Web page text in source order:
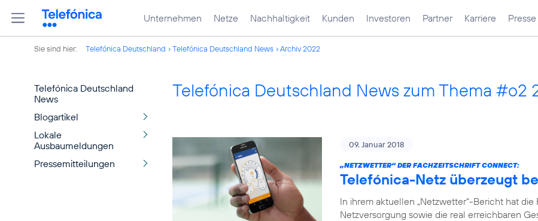
Unternehmen Netze Nachhaltigkeit Kunden Investoren Partner Karriere Presse
Sie sind hier: Telefónica Deutschland Telefónica Deutschland News Archiv 2022
Telefónica Deutschland
News
Blogartikel
Lokale
Ausbaumeldungen
Pressemitteilungen
Telefónica Deutschland News zum Thema #o2
09. Januar 2018
„NETZWETTER“ DER FACHZEITSCHRIFT CONNECT:
Telefónica-Netz überzeugt
In ihrem aktuellen „Netzwetter“-Bericht hat
Netzversorgung sowie die real erreichbaren